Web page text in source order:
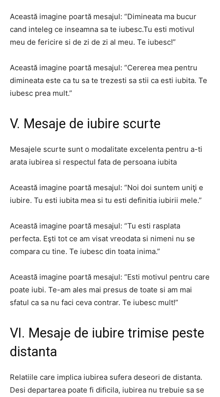
Această imagine poartă mesajul: “Dimineata ma bucur
cand inteleg ce inseamna sa te iubesc.Tu esti motivul
meu de fericire si de zi de zi al meu. Te iubesc!”
Această imagine poartă mesajul: “Cererea mea pentru
dimineata este ca tu sa te trezesti sa stii ca esti iubita. Te
iubesc prea mult.”
V. Mesaje de iubire scurte
Mesajele scurte sunt o modalitate excelenta pentru a-ti
arata iubirea si respectul fata de persoana iubita
Această imagine poartă mesajul: “Noi doi suntem uniţi e
iubire. Tu esti iubita mea si tu esti definitia iubirii mele.”
Această imagine poartă mesajul: “Tu esti rasplata
perfecta. Eşti tot ce am visat vreodata si nimeni nu se
compara cu tine. Te iubesc din toata inima.”
Această imagine poartă mesajul: “Esti motivul pentru care
poate iubi. Te-am ales mai presus de toate si am mai
sfatul ca sa nu faci ceva contrar. Te iubesc mult!”
VI. Mesaje de iubire trimise peste
distanta
Relatiile care implica iubirea sufera deseori de distanta.
Desi departarea poate fi dificila, iubirea nu trebuie sa se